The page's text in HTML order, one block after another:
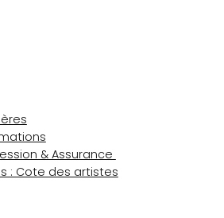
& Assurance
: Cote des artistes